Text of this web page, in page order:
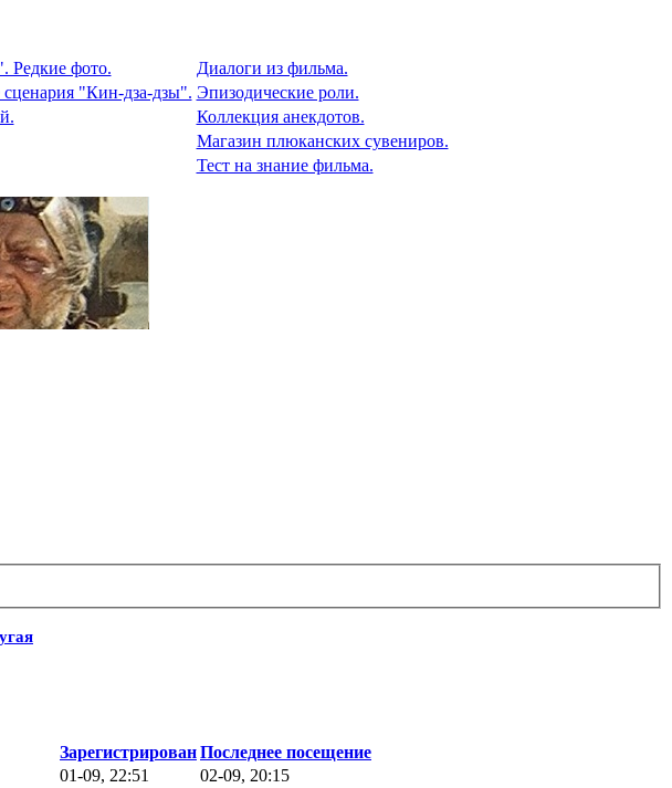
Редкие фото.
Диалоги из фильма.
"Кин-дза-дзы". Эпизодические роли.
Коллекция анекдотов.
Магазин плюканских сувениров.
Тест на знание фильма.
ЗарегистрированПоследнее посещение
01-09, 22:51
02-09, 20:15